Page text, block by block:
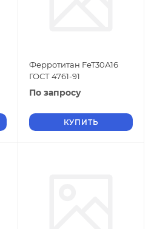
Ферротитан FeT30А16
ГОСТ 4761-91
По запросу
КУПИТЬ